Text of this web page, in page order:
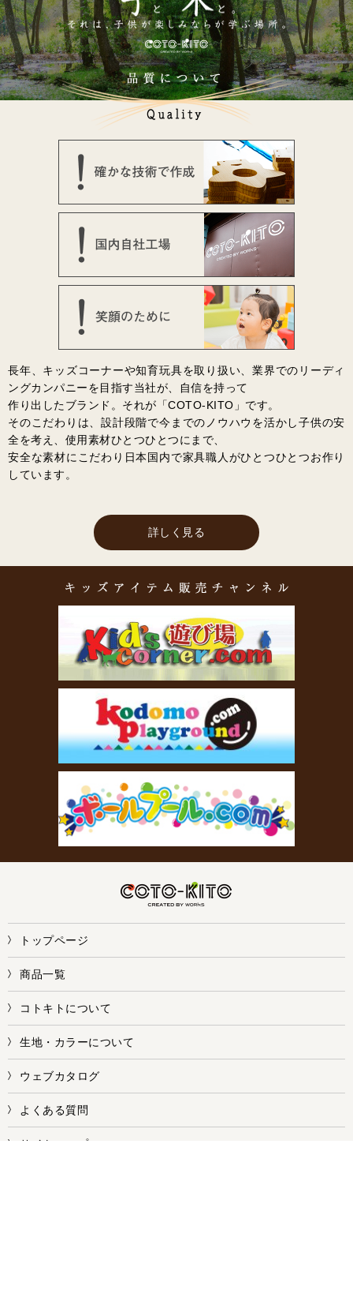
長年、キッズコーナーや知育玩具を取り扱い、業界でのリーディ
ングカンパニーを目指す当社が、自信を持って
作り出したブランド。それが「COTO-KITO」です。
そのこだわりは、設計段階で今までのノウハウを活かし子供の安
全を考え、使用素材ひとつひとつにまで、
安全な素材にこだわり日本国内で家具職人がひとつひとつお作り
しています。
詳しく見る
トップページ
商品一覧
コトキトについて
生地・カラーについて
ウェブカタログ
よくある質問
サイトマップ